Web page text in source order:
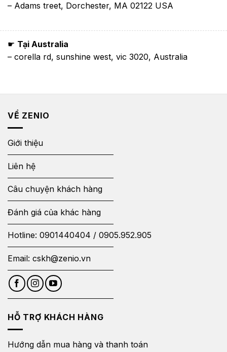
– Adams treet, Dorchester, MA 02122 USA
☛ Tại Australia
– corella rd, sunshine west, vic 3020, Australia
VỀ ZENIO
Giới thiệu
Liên hệ
Câu chuyện khách hàng
Đánh giá của khác hàng
Hotline: 0901440404 / 0905.952.905
Email: cskh@zenio.vn
HỖ TRỢ KHÁCH HÀNG
Hướng dẫn mua hàng và thanh toán